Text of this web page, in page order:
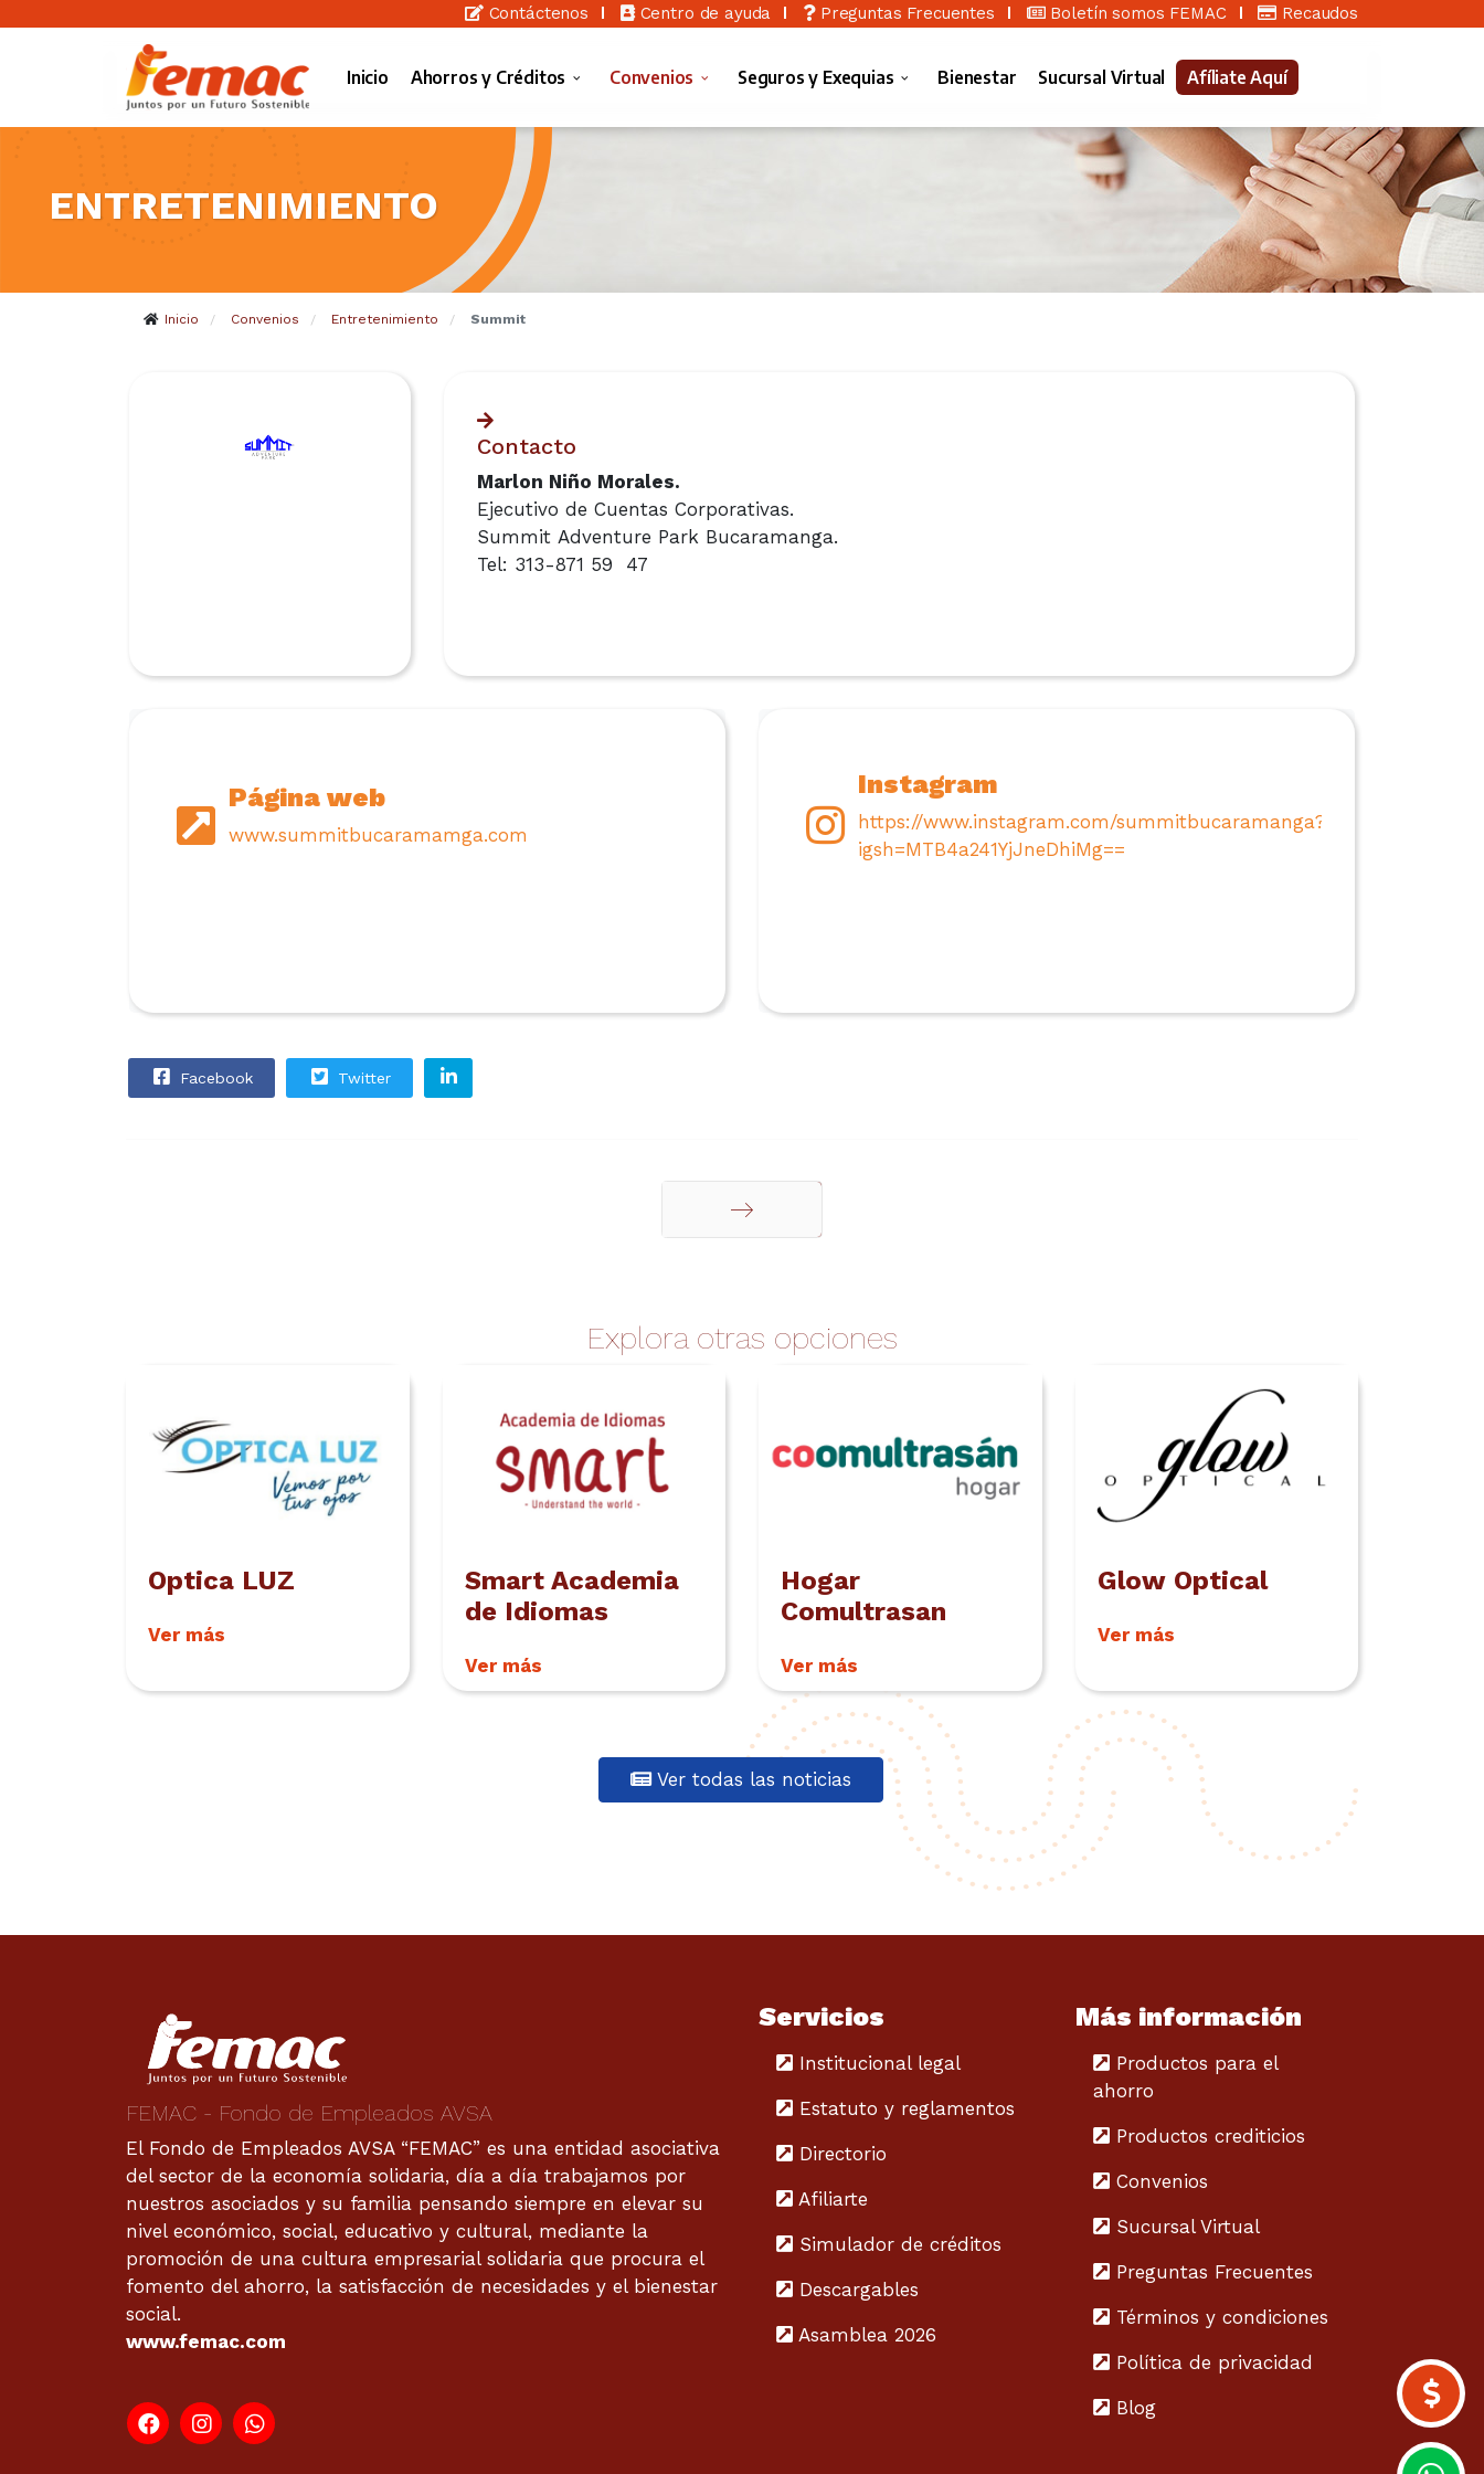
Contáctenos Centro de ayuda Preguntas Frecuentes Boletín somos FEMAC Recaudos
Inicio Ahorros y Créditos Convenios Seguros y Exequias Bienestar Sucursal Virtual Afíliate Aquí
ENTRETENIMIENTO
Inicio / Convenios / Entretenimiento / Summit
Contacto
Marlon Niño Morales.
Ejecutivo de Cuentas Corporativas.
Summit Adventure Park Bucaramanga.
Tel: 313-871 59 47
Página web
www.summitbucaramamga.com
Instagram
https://www.instagram.com/summitbucaramanga?
igsh=MTB4a241YjJneDhiMg==
Facebook Twitter
Explora otras opciones
Optica LUZ
Ver más
Smart Academia
de Idiomas
Ver más
Hogar
Comultrasan
Ver más
Glow Optical
Ver más
Ver todas las noticias
FEMAC - Fondo de Empleados AVSA
El Fondo de Empleados AVSA “FEMAC” es una entidad asociativa
del sector de la economía solidaria, día a día trabajamos por
nuestros asociados y su familia pensando siempre en elevar su
nivel económico, social, educativo y cultural, mediante la
promoción de una cultura empresarial solidaria que procura el
fomento del ahorro, la satisfacción de necesidades y el bienestar
social.
www.femac.com
Servicios
Institucional legal
Estatuto y reglamentos
Directorio
Afiliarte
Simulador de créditos
Descargables
Asamblea 2026
Más información
Productos para el
ahorro
Productos crediticios
Convenios
Sucursal Virtual
Preguntas Frecuentes
Términos y condiciones
Política de privacidad
Blog